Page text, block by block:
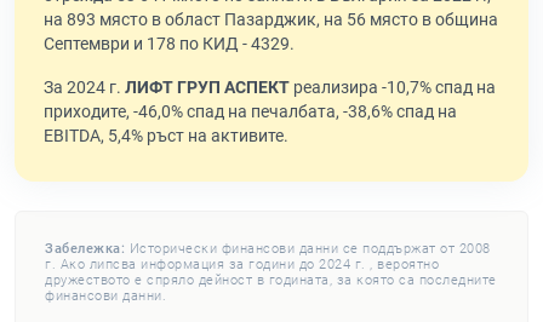
на 893 място в област Пазарджик, на 56 място в община
Септември и 178 по КИД - 4329.
За 2024 г. ЛИФТ ГРУП АСПЕКТ реализира -10,7% спад на
приходите, -46,0% спад на печалбата, -38,6% спад на
EBITDA, 5,4% ръст на активите.
Забележка: Исторически финансови данни се поддържат от 2008
г. Ако липсва информация за години до 2024 г. , вероятно
дружеството е спряло дейност в годината, за която са последните
финансови данни.